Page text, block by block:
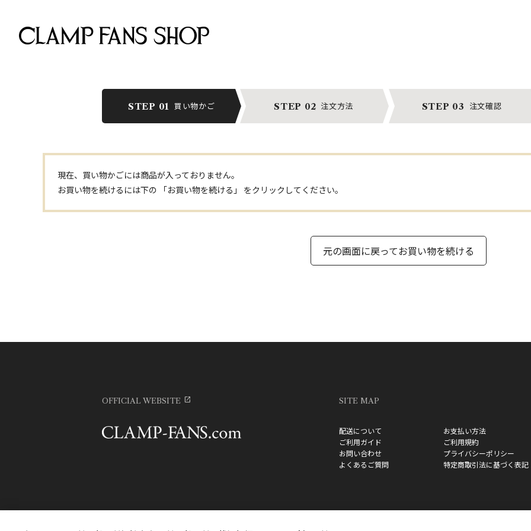
STEP 01 買い物かご STEP 02 注文方法 STEP 03 注文確認
現在、買い物かごには商品が入っておりません。
お買い物を続けるには下の 「お買い物を続ける」 をクリックしてください。
元の画面に戻ってお買い物を続ける
OFFICIAL WEBSITE SITE MAP
配送について
お支払い方法
ご利用ガイド
ご利用規約
お問い合わせ
プライバシーポリシー
よくあるご質問
特定商取引法に基づく表記